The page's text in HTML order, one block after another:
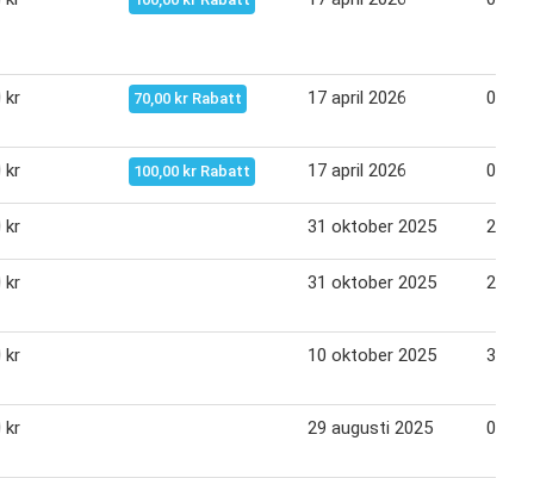
kr 70,00 kr Rabatt 17 april 2026 07
kr 100,00 kr Rabatt 17 april 2026 07
kr 31 oktober 2025 24
kr 31 oktober 2025 24
kr 10 oktober 2025 30
kr 29 augusti 2025 09